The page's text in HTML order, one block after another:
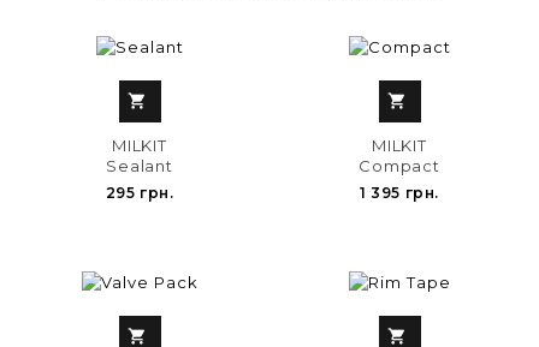

MILKIT
Sealant
295 грн.

MILKIT
Compact
1 395 грн.
 